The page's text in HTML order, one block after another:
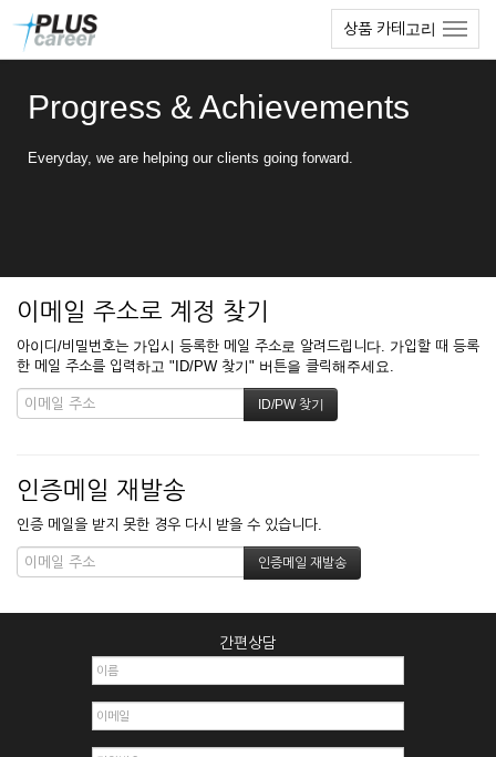
상품 카테고리
Progress & Achievements
Everyday, we are helping our clients going forward.
이메일 주소로 계정 찾기
아이디/비밀번호는 가입시 등록한 메일 주소로 알려드립니다. 가입할 때 등록
한 메일 주소를 입력하고 "ID/PW 찾기" 버튼을 클릭해주세요.
인증메일 재발송
인증 메일을 받지 못한 경우 다시 받을 수 있습니다.
간편상담